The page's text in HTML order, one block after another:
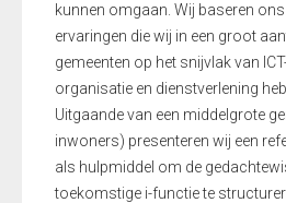
kunnen omgaan. Wij baseren
ervaringen die wij in een groot
gemeenten op het snijvlak van
organisatie en dienstverlening
Uitgaande van een middelgrote
inwoners) presenteren wij een
als hulpmiddel om de
toekomstige i-functie te